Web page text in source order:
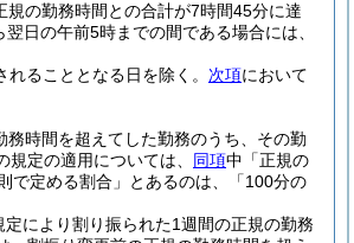
の勤務時間との合計が7時間45分に達
日の午前5時までの間である場合には、
ることとなる日を除く。 次項において
時間を超えてした勤務のうち、その勤
規定の適用については、 同項中「正規の
で定める割合」とあるのは、「100分の
定により割り振られた1週間の正規の勤務